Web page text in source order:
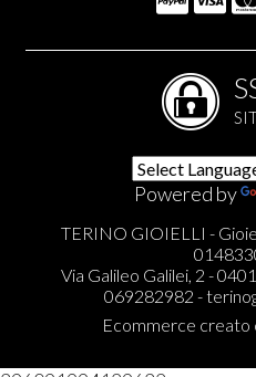
Powered by
TERINO GIOIELLI -
Via Galileo Galilei, 2 -
069282982 -
Ecommerce creato